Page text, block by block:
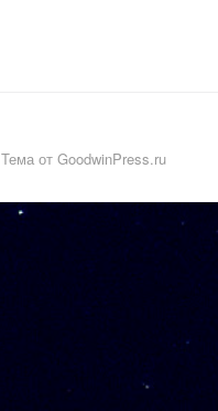
Тема от GoodwinPress.ru